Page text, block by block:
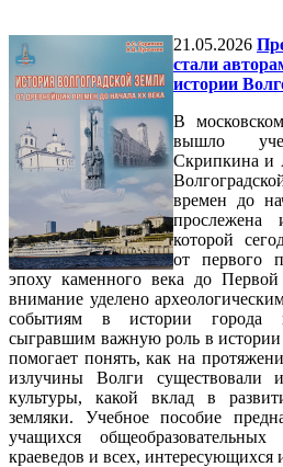
21.05.2026
стали
истории
В
вышло
Скрипкина и
времен до
прослежена
которой
от первого
эпоху каменного века до
внимание уделено
событиям в истории
сыгравшим важную роль в
помогает понять, как на
излучины Волги существовали
культуры, какой вклад в
земляки. Учебное пособие
учащихся
краеведов и всех, интересующихся